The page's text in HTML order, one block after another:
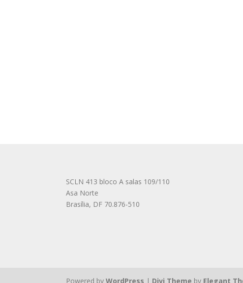
SCLN 413 bloco A salas 109/110
Asa Norte
Brasília, DF 70.876-510
Powered byWordPress | Divi Theme by Elegant